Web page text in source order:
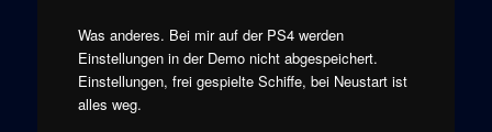
Was anderes. Bei mir auf der PS4 werden
Einstellungen in der Demo nicht abgespeichert.
Einstellungen, frei gespielte Schiffe, bei Neustart ist
alles weg.